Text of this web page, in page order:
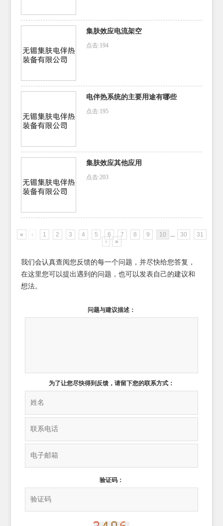
集肤效应电流架空
点击:194
电伴热系统的主要用途有哪些
点击:195
集肤效应其他应用
点击:203
« ‹ 1 2 3 4 5 6 7 8 9 10 30
31
›
»
我们会认真查阅您反馈的每一个问题，并尽快给您答复，
在这里您可以提出遇到的问题，也可以发表自己的建议和
想法。
问题与建议描述：
为了让您尽快得到反馈，请留下您的联系方式：
验证码：